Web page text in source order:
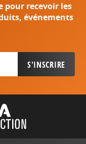
pour recevoir les
événements